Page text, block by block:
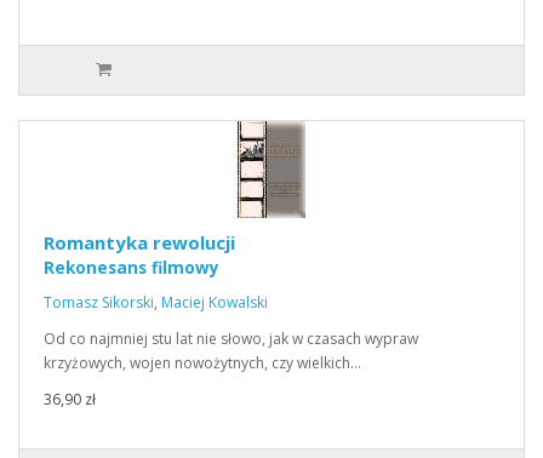
Romantyka rewolucji
Rekonesans filmowy
Tomasz Sikorski, Maciej Kowalski
Od co najmniej stu lat nie słowo, jak w czasach wypraw
krzyżowych, wojen nowożytnych, czy wielkich…
36,90 zł